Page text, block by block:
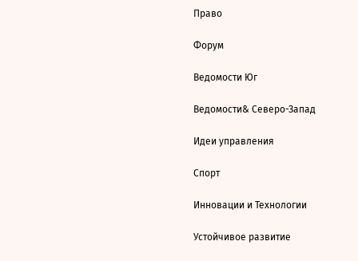
Право
Форум
Ведомости Юг
Ведомости& Северо-Запад
Идеи управления
Спорт
Инновации и Технологии
Устойчивое развитие